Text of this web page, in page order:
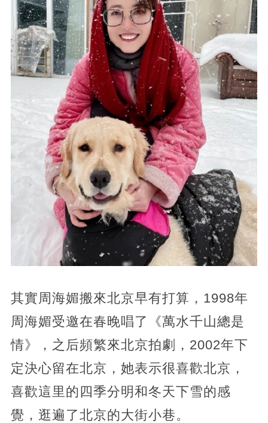
其實周海媚搬來北京早有打算，1998年
周海媚受邀在春晚唱了《萬水千山總是
情》，之后頻繁來北京拍劇，2002年下
定決心留在北京，她表示很喜歡北京，
喜歡這里的四季分明和冬天下雪的感
覺，逛遍了北京的大街小巷。